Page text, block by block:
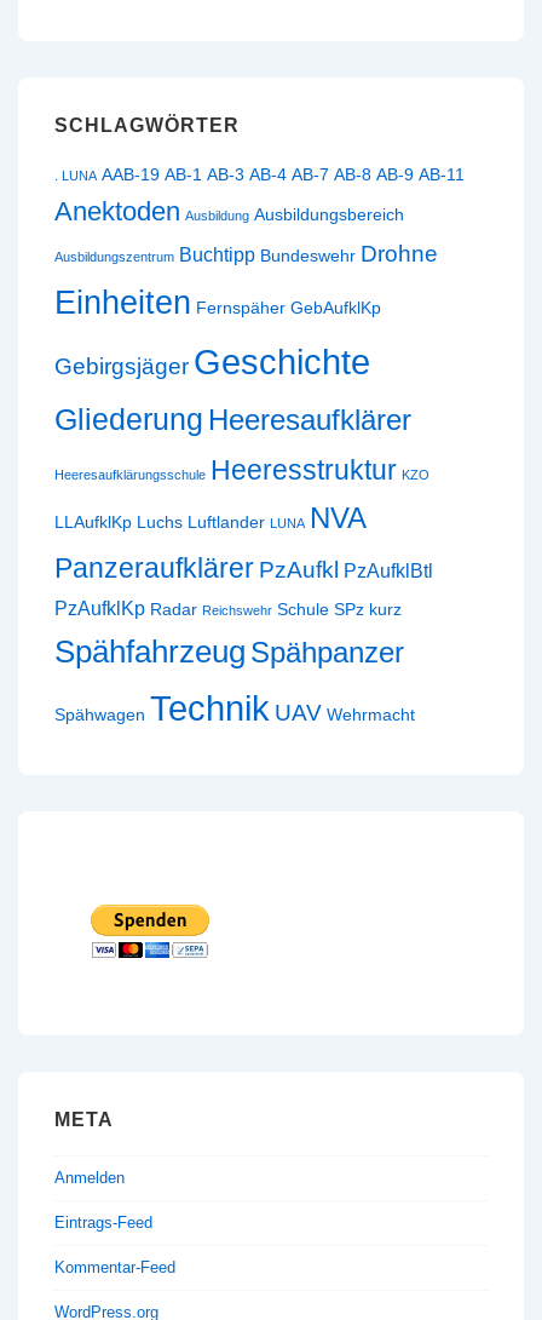
SCHLAGWÖRTER
. LUNA AAB-19 AB-1 AB-3 AB-4 AB-7 AB-8 AB-9 AB-11
Anektoden Ausbildung Ausbildungsbereich
Ausbildungszentrum Buchtipp Bundeswehr Drohne
Einheiten Fernspäher GebAufklKp
Gebirgsjäger Geschichte
Gliederung Heeresaufklärer
Heeresaufklärungsschule Heeresstruktur KZO
LLAufklKp Luchs Luftlander LUNA NVA
Panzeraufklärer PzAufkl
PzAufklBtl
PzAufklKp Radar Reichswehr Schule SPz kurz
Spähfahrzeug Spähpanzer
Spähwagen Technik UAV Wehrmacht
META
Anmelden
Eintrags-Feed
Kommentar-Feed
WordPress.org